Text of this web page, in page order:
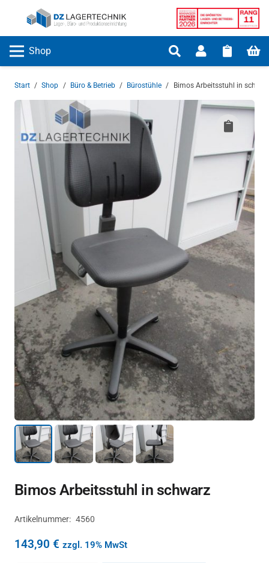
Shop
Start / Shop / Büro & Betrieb / Bürostühle / Bimos Arbeitsstuhl in
Bimos Arbeitsstuhl in schwarz
Artikelnummer: 4560
143,90 € zzgl. 19% MwSt